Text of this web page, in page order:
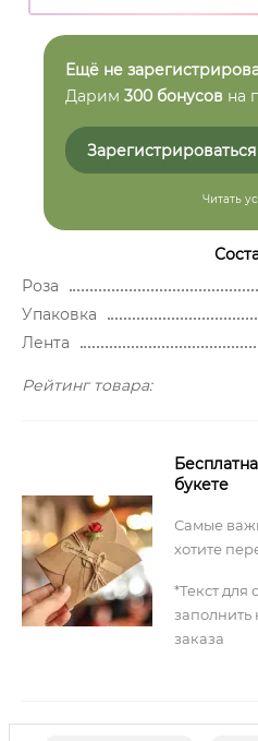
Ещё не
Дарим 300 бонусов на
Зарегистрироваться
Читать
Роза
Упаковка
Лента
Рейтинг товара:
букете
Самые
хотите
*Текст для
заполнить
заказа